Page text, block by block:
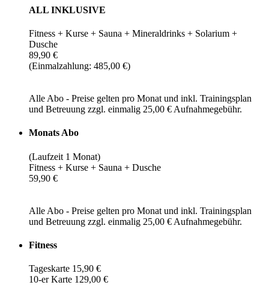
ALL INKLUSIVE
Fitness + Kurse + Sauna + Mineraldrinks + Solarium +
Dusche
89,90 €
(Einmalzahlung: 485,00 €)
Alle Abo - Preise gelten pro Monat und inkl. Trainingsplan
und Betreuung zzgl. einmalig 25,00 € Aufnahmegebühr.
Monats Abo
(Laufzeit 1 Monat)
Fitness + Kurse + Sauna + Dusche
59,90 €
Alle Abo - Preise gelten pro Monat und inkl. Trainingsplan
und Betreuung zzgl. einmalig 25,00 € Aufnahmegebühr.
Fitness
Tageskarte 15,90 €
10-er Karte 129,00 €